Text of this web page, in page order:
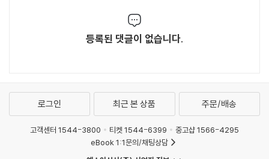
등록된 댓글이 없습니다.
로그인 최근 본 상품 주문/배송
고객센터 1544-3800 티켓 1544-6399
중고샵 1566-4295
eBook 1:1문의/채팅상담